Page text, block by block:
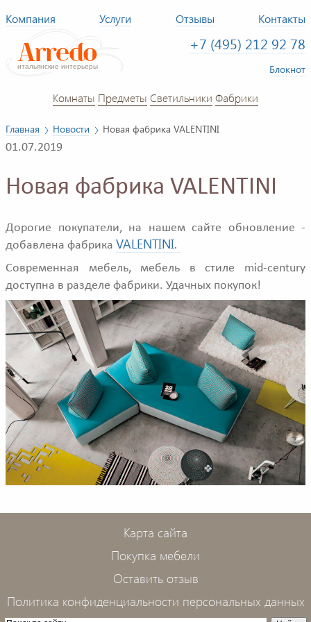
Компания Услуги Отзывы Контакты
+7 (495) 212 92 78
Блокнот
Комнаты Предметы Светильники Фабрики
Главная Новости
Новая фабрика VALENTINI
01.07.2019
Новая фабрика VALENTINI
Дорогие покупатели, на нашем сайте обновление -
добавлена фабрика VALENTINI.
Современная мебель, мебель в стиле mid-century
доступна в разделе фабрики. Удачных покупок!
Карта сайта
Покупка мебели
Оставить отзыв
Политика конфиденциальности персональных данных